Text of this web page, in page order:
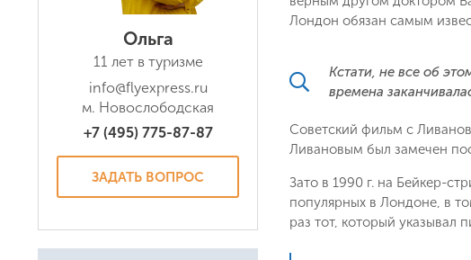
Ольга
11 лет в туризме
info@flyexpress.ru
м. Новослободская
+7 (495) 775-87-87
ЗАДАТЬ ВОПРОС
Лондон обязан самым
Кстати, не все об
времена
Советский фильм с
Ливановым был замечен
Зато в 1990 г. на Бейкер-
популярных в Лондоне, в
раз тот, который указывал